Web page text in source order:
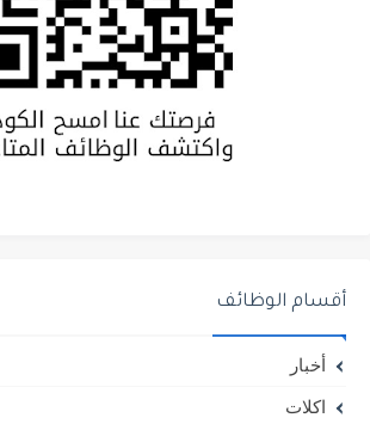
أقسام الوظائف
أخبار
اكلات